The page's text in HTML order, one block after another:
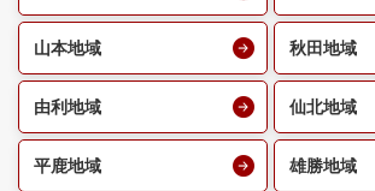
山本地域 秋田地域
由利地域 仙北地域
平鹿地域 雄勝地域